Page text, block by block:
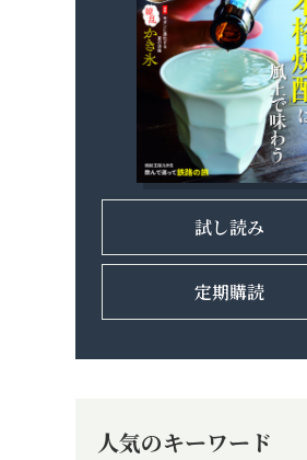
試し読み
定期購読
人気のキーワード